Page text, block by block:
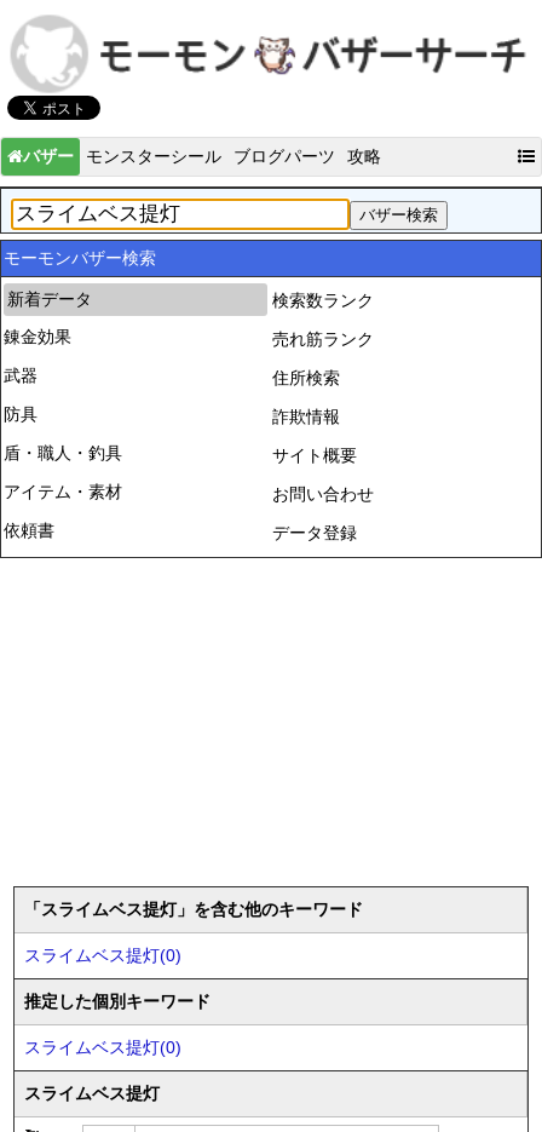
バザー モンスターシール ブログパーツ 攻略
モーモンバザー検索
新着データ
錬金効果
武器
防具
盾・職人・釣具
アイテム・素材
依頼書
検索数ランク
売れ筋ランク
住所検索
詐欺情報
サイト概要
お問い合わせ
データ登録
「スライムベス提灯」を含む他のキーワード
スライムベス提灯(0)
推定した個別キーワード
スライムベス提灯(0)
スライムベス提灯